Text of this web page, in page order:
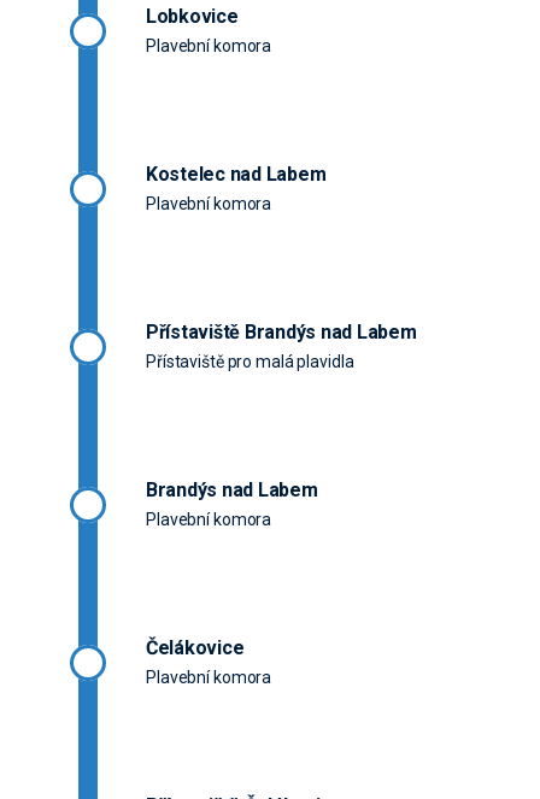
Lobkovice
Plavební komora
Kostelec nad Labem
Plavební komora
Přístaviště Brandýs nad Labem
Přístaviště pro malá plavidla
Brandýs nad Labem
Plavební komora
Čelákovice
Plavební komora